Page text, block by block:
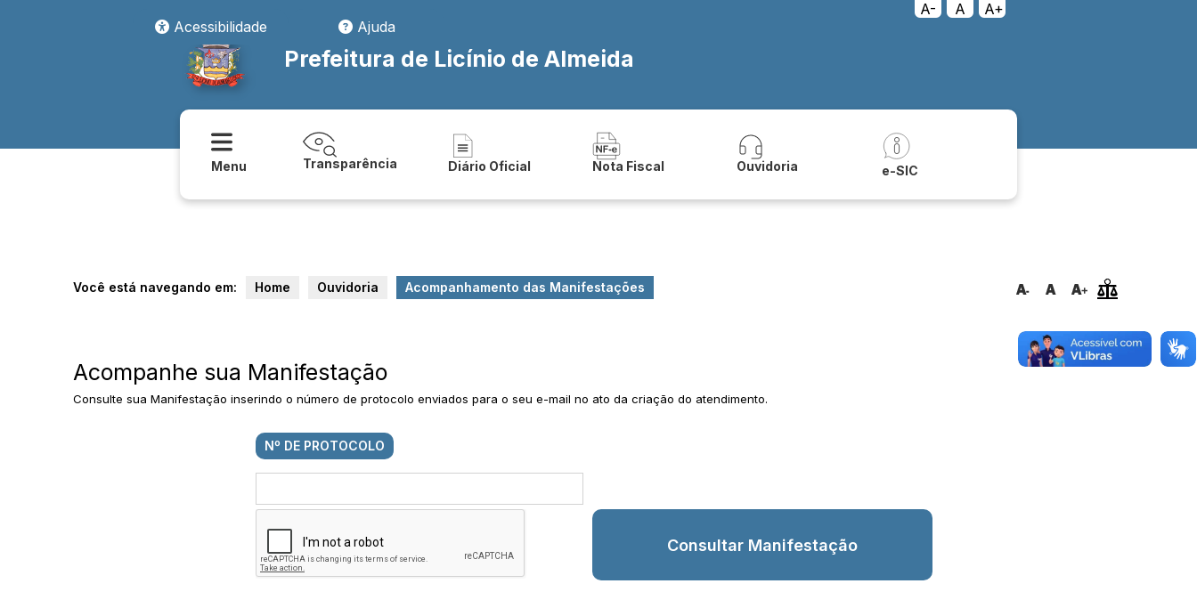
A- A
A+
Acessibilidade
Ajuda
Prefeitura de Licínio de Almeida
Menu Transparência Diário Oficial Nota Fiscal Ouvidoria e-SIC
Você está navegando em: Home Ouvidoria Acompanhamento das Manifestações
Acompanhe sua Manifestação
Consulte sua Manifestação inserindo o número de protocolo enviados para o seu e-mail no ato da criação do atendimento.
Nº DE PROTOCOLO